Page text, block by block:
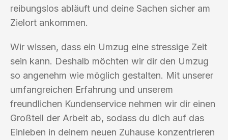
reibungslos abläuft und deine Sachen sicher am
Zielort ankommen.
Wir wissen, dass ein Umzug eine stressige Zeit
sein kann. Deshalb möchten wir dir den Umzug
so angenehm wie möglich gestalten. Mit unserer
umfangreichen Erfahrung und unserem
freundlichen Kundenservice nehmen wir dir einen
Großteil der Arbeit ab, sodass du dich auf das
Einleben in deinem neuen Zuhause konzentrieren